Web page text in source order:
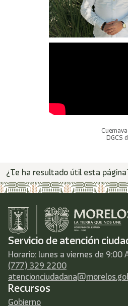
DGCS
¿Te ha resultado útil esta
Servicio de atención
Horario: lunes a viernes de 9:00
(777) 329 2200
Recursos
Gobierno